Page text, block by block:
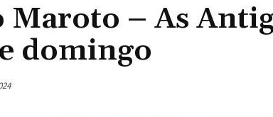
Maroto – As
domingo